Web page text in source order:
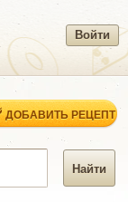
Войти
ДОБАВИТЬ РЕЦЕПТ